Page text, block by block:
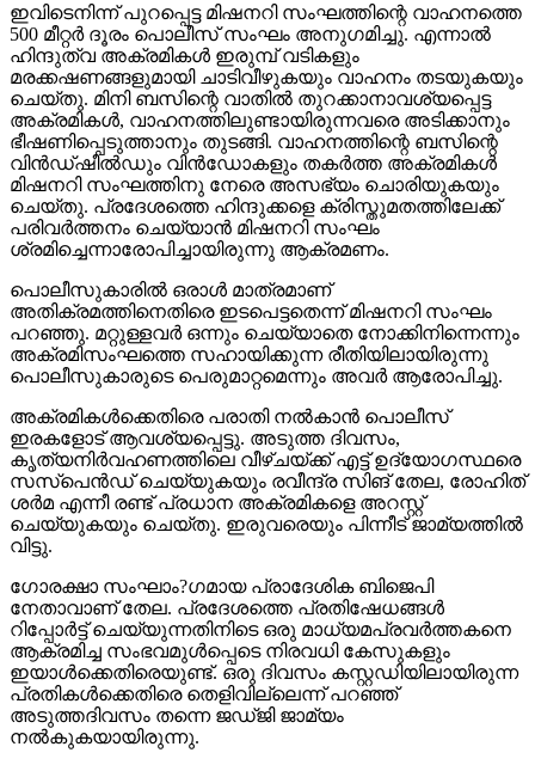
ഇവിടെനിന്ന് പുറപ്പെട്ട മിഷനറി സംഘത്തിന്റെ വാഹനത്തെ
500 മീറ്റര്‍ ദൂരം പൊലീസ് സംഘം അനുഗമിച്ചു. എന്നാല്‍
ഹിന്ദുത്വ അക്രമികള്‍ ഇരുമ്പ് വടികളും
മരക്കഷണങ്ങളുമായി ചാടിവീഴുകയും വാഹനം തടയുകയും
ചെയ്തു. മിനി ബസിന്റെ വാതില്‍ തുറക്കാനാവശ്യപ്പെട്ട
അക്രമികള്‍, വാഹനത്തിലുണ്ടായിരുന്നവരെ അടിക്കാനും
ഭീഷണിപ്പെടുത്താനും തുടങ്ങി. വാഹനത്തിന്റെ ബസിന്റെ
വിന്‍ഡ്ഷീല്‍ഡും വിന്‍ഡോകളും തകര്‍ത്ത അക്രമികള്‍
മിഷനറി സംഘത്തിനു നേരെ അസഭ്യം ചൊരിയുകയും
ചെയ്തു. പ്രദേശത്തെ ഹിന്ദുക്കളെ ക്രിസ്തുമതത്തിലേക്ക്
പരിവര്‍ത്തനം ചെയ്യാന്‍ മിഷനറി സംഘം
ശ്രമിച്ചെന്നാരോപിച്ചായിരുന്നു ആക്രമണം.
പൊലീസുകാരില്‍ ഒരാള്‍ മാത്രമാണ്
അതിക്രമത്തിനെതിരെ ഇടപെട്ടതെന്ന് മിഷനറി സംഘം
പറഞ്ഞു. മറ്റുള്ളവര്‍ ഒന്നും ചെയ്യാതെ നോക്കിനിന്നെന്നും
അക്രമിസംഘത്തെ സഹായിക്കുന്ന രീതിയിലായിരുന്നു
പൊലീസുകാരുടെ പെരുമാറ്റമെന്നും അവര്‍ ആരോപിച്ചു.
അക്രമികള്‍ക്കെതിരെ പരാതി നല്‍കാന്‍ പൊലീസ്
ഇരകളോട് ആവശ്യപ്പെട്ടു. അടുത്ത ദിവസം,
കൃത്യനിര്‍വഹണത്തിലെ വീഴ്ചയ്ക്ക് എട്ട് ഉദ്യോഗസ്ഥരെ
സസ്‌പെന്‍ഡ് ചെയ്യുകയും രവീന്ദ്ര സിങ് തേല, രോഹിത്
ശര്‍മ എന്നീ രണ്ട് പ്രധാന അക്രമികളെ അറസ്റ്റ്
ചെയ്യുകയും ചെയ്തു. ഇരുവരെയും പിന്നീട് ജാമ്യത്തില്‍
വിട്ടു.
ഗോരക്ഷാ സംഘാം?ഗമായ പ്രാദേശിക ബിജെപി
നേതാവാണ് തേല. പ്രദേശത്തെ പ്രതിഷേധങ്ങള്‍
റിപ്പോര്‍ട്ട് ചെയ്യുന്നതിനിടെ ഒരു മാധ്യമപ്രവര്‍ത്തകനെ
ആക്രമിച്ച സംഭവമുള്‍പ്പെടെ നിരവധി കേസുകളും
ഇയാള്‍ക്കെതിരെയുണ്ട്. ഒരു ദിവസം കസ്റ്റഡിയിലായിരുന്ന
പ്രതികള്‍ക്കെതിരെ തെളിവില്ലെന്ന് പറഞ്ഞ്
അടുത്തദിവസം തന്നെ ജഡ്ജി ജാമ്യം
നല്‍കുകയായിരുന്നു.